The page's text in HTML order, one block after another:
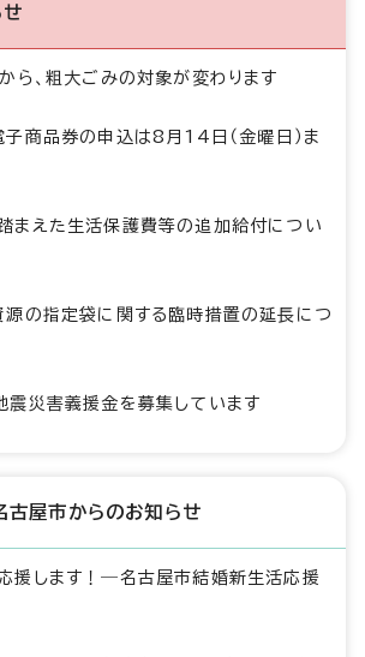
ら、粗大ごみの対象が変わります
子商品券の申込は8月14日（金曜日）ま
まえた生活保護費等の追加給付につい
源の指定袋に関する臨時措置の延長につ
震災害義援金を募集しています
古屋市からのお知らせ
援します！―名古屋市結婚新生活応援